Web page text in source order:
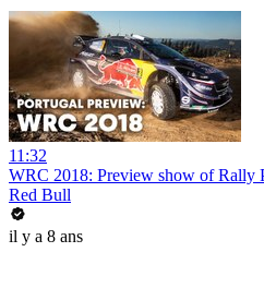
11:32
WRC 2018: Preview show of Rally
Red Bull
il y a 8 ans